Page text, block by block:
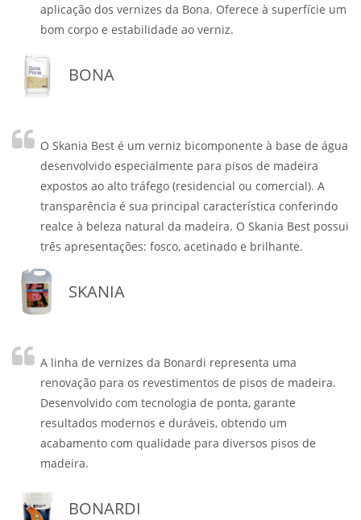
aplicação dos vernizes da Bona. Oferece à superfície um
bom corpo e estabilidade ao verniz.
BONA
O Skania Best é um verniz bicomponente à base de água
desenvolvido especialmente para pisos de madeira
expostos ao alto tráfego (residencial ou comercial). A
transparência é sua principal característica conferindo
realce à beleza natural da madeira. O Skania Best possui
três apresentações: fosco, acetinado e brilhante.
SKANIA
A linha de vernizes da Bonardi representa uma
renovação para os revestimentos de pisos de madeira.
Desenvolvido com tecnologia de ponta, garante
resultados modernos e duráveis, obtendo um
acabamento com qualidade para diversos pisos de
madeira.
BONARDI